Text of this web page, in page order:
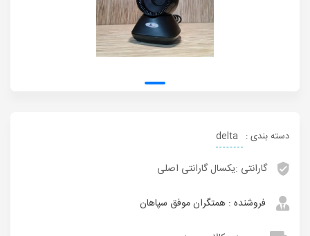
دسته بندی : delta
گارانتی :یکسال گارانتی اصلی
فروشنده : همتگران موفق سپاهان